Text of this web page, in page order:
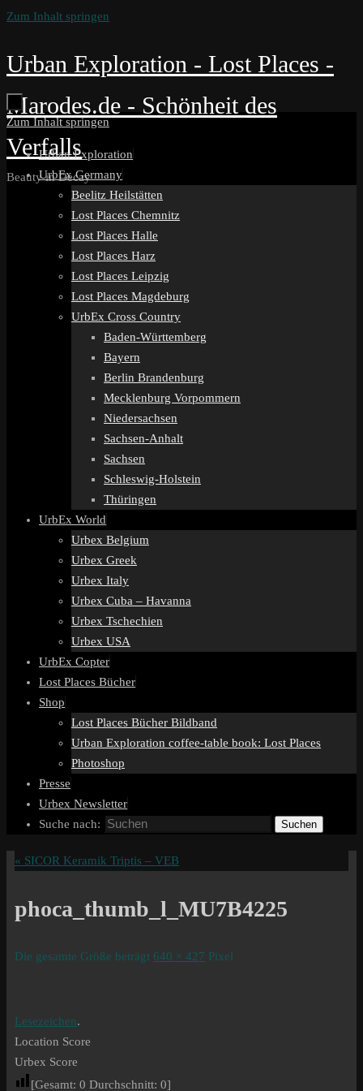
Zum Inhalt springen
Urban Exploration - Lost Places -
Marodes.de - Schönheit des
Verfalls
Beauty in Decay
Zum Inhalt springen
Urban Exploration
UrbEx Germany
Beelitz Heilstätten
Lost Places Chemnitz
Lost Places Halle
Lost Places Harz
Lost Places Leipzig
Lost Places Magdeburg
UrbEx Cross Country
Baden-Württemberg
Bayern
Berlin Brandenburg
Mecklenburg Vorpommern
Niedersachsen
Sachsen-Anhalt
Sachsen
Schleswig-Holstein
Thüringen
UrbEx World
Urbex Belgium
Urbex Greek
Urbex Italy
Urbex Cuba – Havanna
Urbex Tschechien
Urbex USA
UrbEx Copter
Lost Places Bücher
Shop
Lost Places Bücher Bildband
Urban Exploration coffee-table book: Lost Places
Photoshop
Presse
Urbex Newsletter
Suche nach:
Suchen
« SICOR Keramik Triptis – VEB
phoca_thumb_l_MU7B4225
Die gesamte Größe beträgt 640 × 427 Pixel
Lesezeichen.
Location Score
Urbex Score
[Gesamt: 0 Durchschnitt: 0]